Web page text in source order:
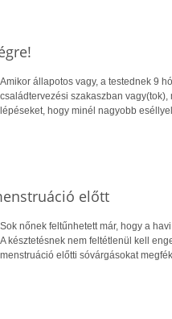
Amikor állapotos vagy, a testednek 9
családtervezési szakaszban
lépéseket, hogy minél nagyobb
előtt
Sok nőnek feltűnhetett már, hogy a
A késztetésnek nem feltétlenül kell
menstruáció előtti sóvárgásokat